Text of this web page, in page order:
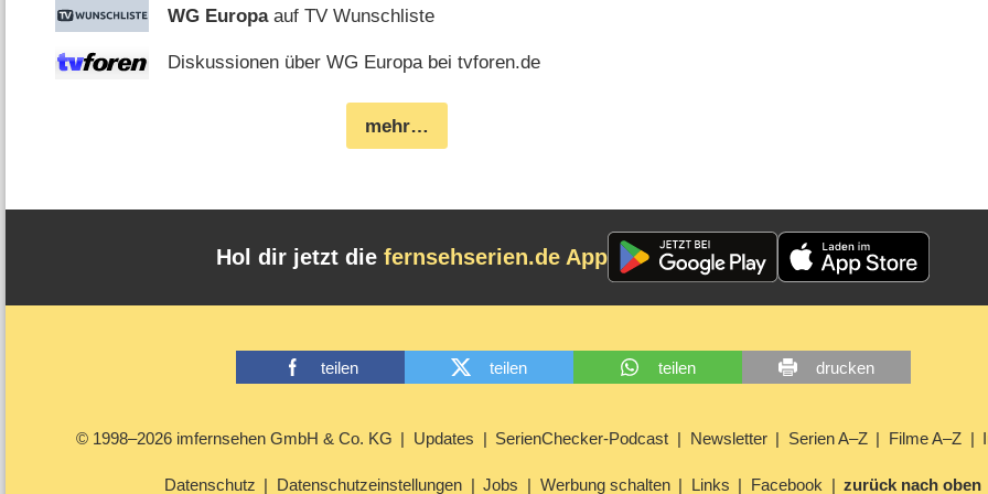
WG Europaauf TV Wunschliste
Diskussionen über WG Europa bei tvforen.de
mehr…
Hol dir jetzt die fernsehserien.de App
teilen teilen teilen drucken
© 1998–2026 imfernsehen GmbH & Co. KG Updates SerienChecker-Podcast Newsletter Serien A–Z Filme A–Z
Datenschutz Datenschutzeinstellungen Jobs Werbung schalten Links Facebook zurück nach oben